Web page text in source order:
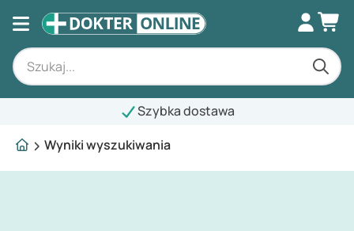
Szybka dostawa
Wyniki wyszukiwania